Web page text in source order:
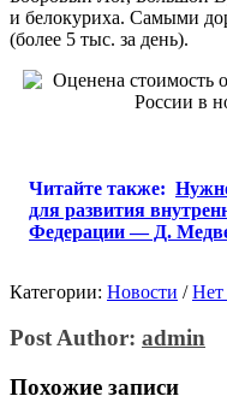
и белокуриха. Самыми
(более 5 тыс. за день).
Читайте также:
для развития
Федерации — Д.
Категории: Новости / Нет
Post Author: admin
Похожие записи